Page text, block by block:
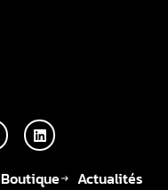
Boutique
Actualités